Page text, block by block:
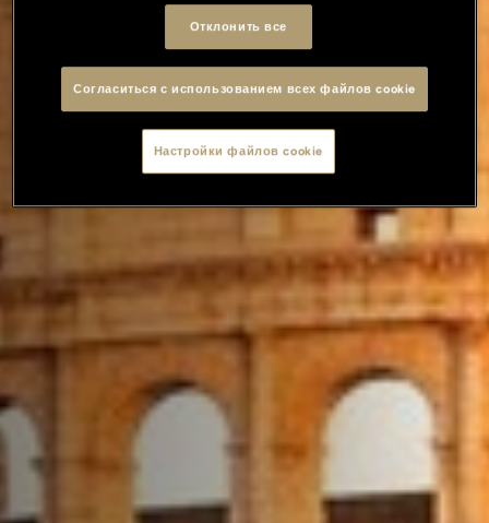
Отклонить все
Согласиться с использованием всех файлов cookie
Настройки файлов cookie